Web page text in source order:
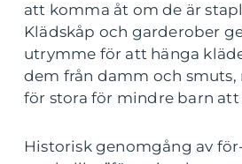
att komma åt om de är
Klädskåp och garderober
utrymme för att hänga
dem från damm och smuts,
för stora för mindre barn att
Historisk genomgång av